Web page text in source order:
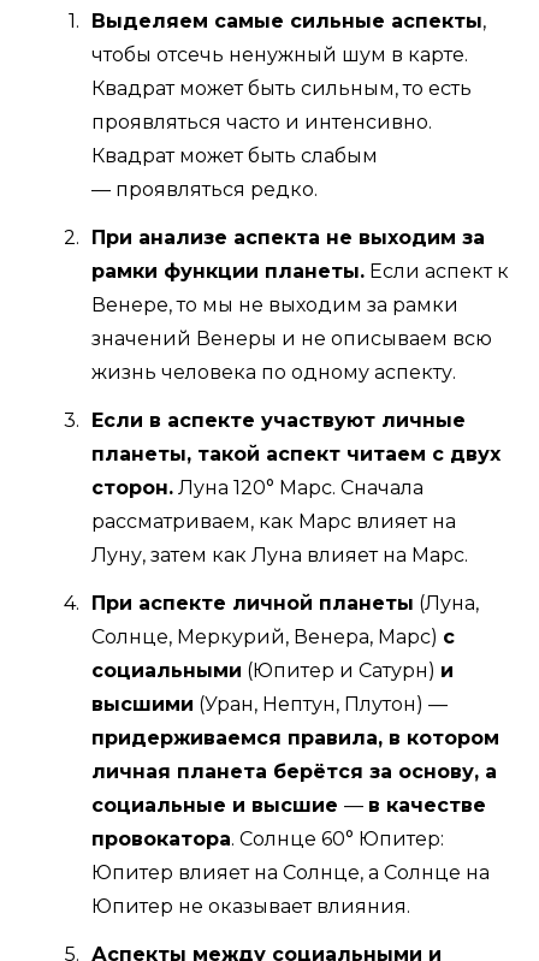
Выделяем самые сильные аспекты,
чтобы отсечь ненужный шум в карте.
Квадрат может быть сильным, то есть
проявляться часто и интенсивно.
Квадрат может быть слабым
— проявляться редко.
При анализе аспекта не выходим за
рамки функции планеты. Если аспект к
Венере, то мы не выходим за рамки
значений Венеры и не описываем всю
жизнь человека по одному аспекту.
Если в аспекте участвуют личные
планеты, такой аспект читаем с двух
сторон. Луна 120° Марс. Сначала
рассматриваем, как Марс влияет на
Луну, затем как Луна влияет на Марс.
При аспекте личной планеты (Луна,
Солнце, Меркурий, Венера, Марс) с
социальными (Юпитер и Сатурн) и
высшими (Уран, Нептун, Плутон) —
придерживаемся правила, в котором
личная планета берётся за основу, а
социальные и высшие — в качестве
провокатора. Солнце 60° Юпитер:
Юпитер влияет на Солнце, а Солнце на
Юпитер не оказывает влияния.
Аспекты между социальными и